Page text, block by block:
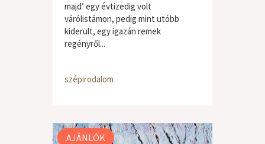
majd’ egy évtizedig volt
várólistámon, pedig mint utóbb
kiderült, egy igazán remek
regényről...
szépirodalom
AJÁNLÓK